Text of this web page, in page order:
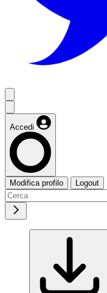
Accedi
Modifica profilo Logout